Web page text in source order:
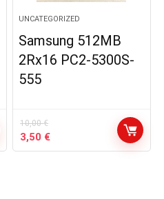
UNCATEGORIZED
Samsung 512MB
2Rx16 PC2-5300S-
555
10,00€
Le
prix
3,50 €Le
prix